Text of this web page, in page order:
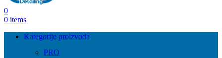
0
0 items
Kategorije proizvoda
PRO